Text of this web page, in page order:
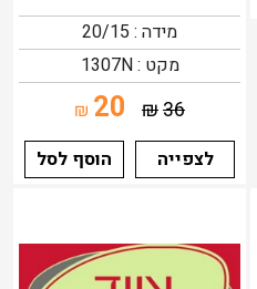
מידה : 20/15
מקט : 1307N
36
₪
20
₪
לצפייה
הוסף לסל